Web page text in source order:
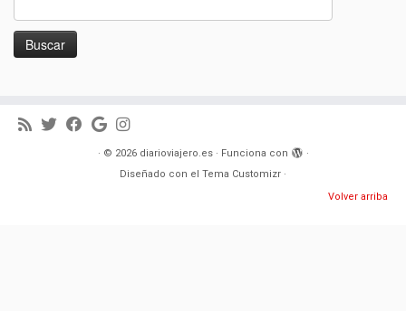
· © 2026 diarioviajero.es· Funciona con
·
Diseñado con el Tema Customizr ·
Volver arriba